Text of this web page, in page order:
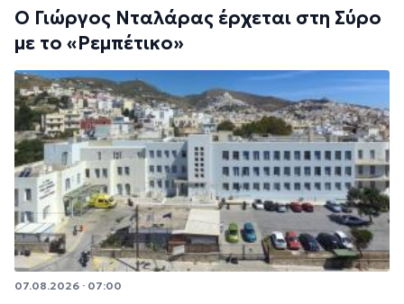
Ο Γιώργος Νταλάρας έρχεται στη Σύρο
με το «Ρεμπέτικο»
07.08.2026 · 07:00